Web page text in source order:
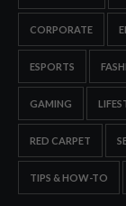
CORPORATE
ESPORTS
GAMING
RED CARPET
TIPS & HOW-TO